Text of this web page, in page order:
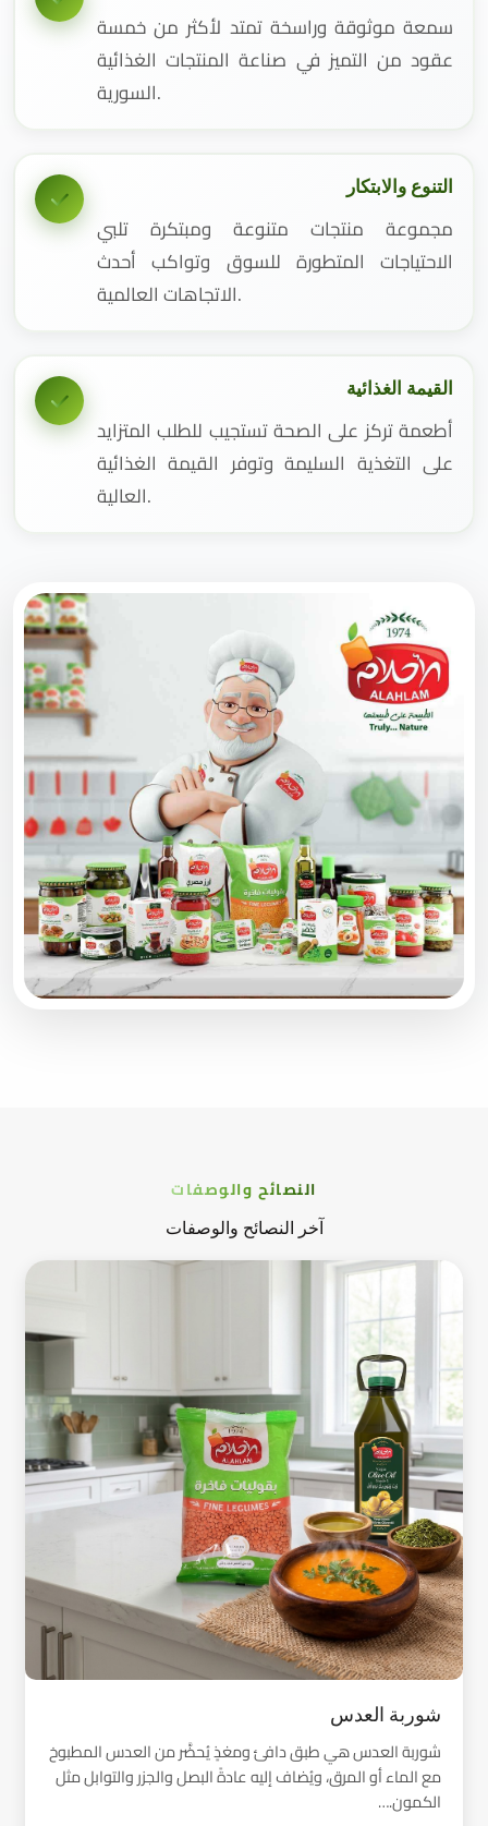
سمعة موثوقة وراسخة تمتد لأكثر من خمسة
عقود من التميز في صناعة المنتجات الغذائية
السورية.
التنوع والابتكار
مجموعة منتجات متنوعة ومبتكرة تلبي
الاحتياجات المتطورة للسوق وتواكب أحدث
الاتجاهات العالمية.
القيمة الغذائية
أطعمة تركز على الصحة تستجيب للطلب المتزايد
على التغذية السليمة وتوفر القيمة الغذائية
العالية.
النصائح والوصفات
آخر النصائح والوصفات
شوربة العدس
شوربة العدس هي طبق دافئ ومغذٍ يُحضَّر من العدس المطبوخ
مع الماء أو المرق، ويُضاف إليه عادةً البصل والجزر والتوابل مثل
الكمون.…